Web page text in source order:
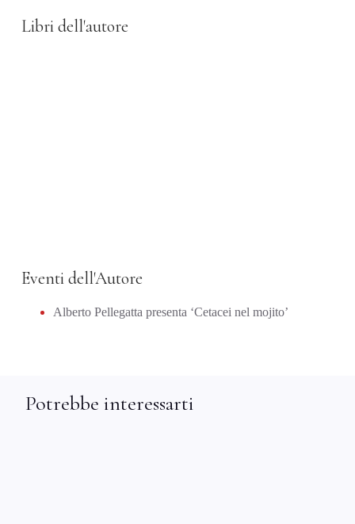
Libri dell'autore
Eventi dell'Autore
Alberto Pellegatta presenta ‘Cetacei nel mojito’
Potrebbe interessarti